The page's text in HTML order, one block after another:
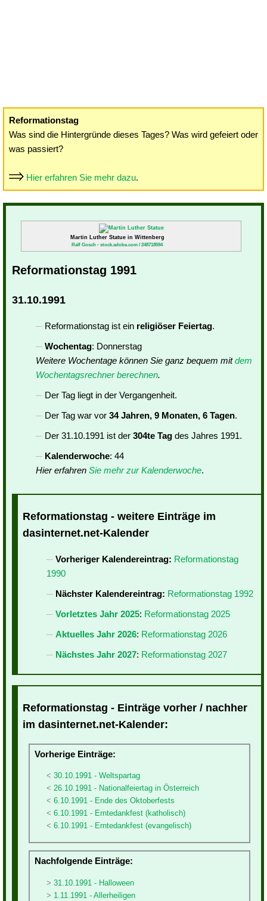
Reformationstag
Was sind die Hintergründe dieses Tages? Was wird gefeiert oder
was passiert?
Hier erfahren Sie mehr dazu.
Martin Luther Statue in Wittenberg
Ralf Gosch - stock.adobe.com / 248718594
Reformationstag 1991
31.10.1991
Reformationstag ist ein religiöser Feiertag.
Wochentag: Donnerstag
Weitere Wochentage können Sie ganz bequem mitdem
Wochentagsrechner berechnen.
Der Tag liegt in der Vergangenheit.
Der Tag war vor 34 Jahren, 9 Monaten, 6 Tagen.
Der 31.10.1991 ist der 304te Tag des Jahres 1991.
Kalenderwoche: 44
Hier erfahren Sie mehr zur Kalenderwoche.
Reformationstag - weitere Einträge im
dasinternet.net-Kalender
Vorheriger Kalendereintrag: Reformationstag
1990
Nächster Kalendereintrag: Reformationstag 1992
Vorletztes Jahr 2025: Reformationstag 2025
Aktuelles Jahr 2026: Reformationstag 2026
Nächstes Jahr 2027: Reformationstag 2027
Reformationstag - Einträge vorher / nachher
im dasinternet.net-Kalender:
Vorherige Einträge:
30.10.1991 - Weltspartag
26.10.1991 - Nationalfeiertag in Österreich
6.10.1991 - Ende des Oktoberfests
6.10.1991 - Erntedankfest (katholisch)
6.10.1991 - Erntedankfest (evangelisch)
Nachfolgende Einträge:
31.10.1991 - Halloween
1.11.1991 - Allerheiligen